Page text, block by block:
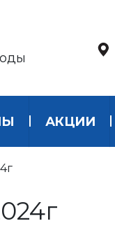
АКЦИИ